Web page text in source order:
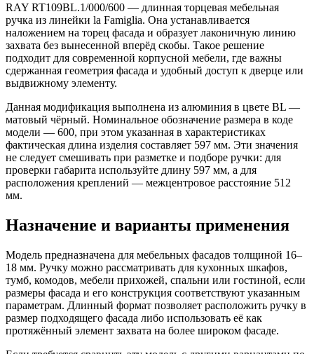
RAY RT109BL.1/000/600 — длинная торцевая мебельная
ручка из линейки la Famiglia. Она устанавливается
наложением на торец фасада и образует лаконичную линию
захвата без вынесенной вперёд скобы. Такое решение
подходит для современной корпусной мебели, где важны
сдержанная геометрия фасада и удобный доступ к дверце или
выдвижному элементу.
Данная модификация выполнена из алюминия в цвете BL —
матовый чёрный. Номинальное обозначение размера в коде
модели — 600, при этом указанная в характеристиках
фактическая длина изделия составляет 597 мм. Эти значения
не следует смешивать при разметке и подборе ручки: для
проверки габарита используйте длину 597 мм, а для
расположения креплений — межцентровое расстояние 512
мм.
Назначение и варианты применения
Модель предназначена для мебельных фасадов толщиной 16–
18 мм. Ручку можно рассматривать для кухонных шкафов,
тумб, комодов, мебели прихожей, спальни или гостиной, если
размеры фасада и его конструкция соответствуют указанным
параметрам. Длинный формат позволяет расположить ручку в
размер подходящего фасада либо использовать её как
протяжённый элемент захвата на более широком фасаде.